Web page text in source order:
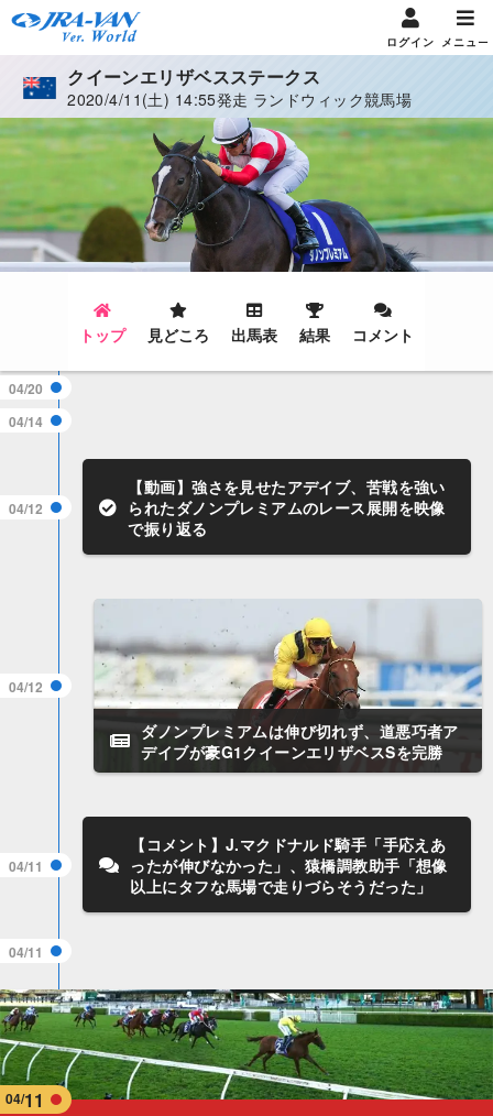
ログイン メニュー
クイーンエリザベスステークス
2020/4/11(土) 14:55発走 ランドウィック競馬場
トップ 見どころ 出馬表 結果 コメント
04/20
04/14
04/12
【動画】強さを見せたアデイブ、苦戦を強い
られたダノンプレミアムのレース展開を映像
で振り返る
04/12
ダノンプレミアムは伸び切れず、道悪巧者ア
デイブが豪G1クイーンエリザベスSを完勝
04/11
【コメント】J.マクドナルド騎手「手応えあ
ったが伸びなかった」、猿橋調教助手「想像
以上にタフな馬場で走りづらそうだった」
04/11
04/11